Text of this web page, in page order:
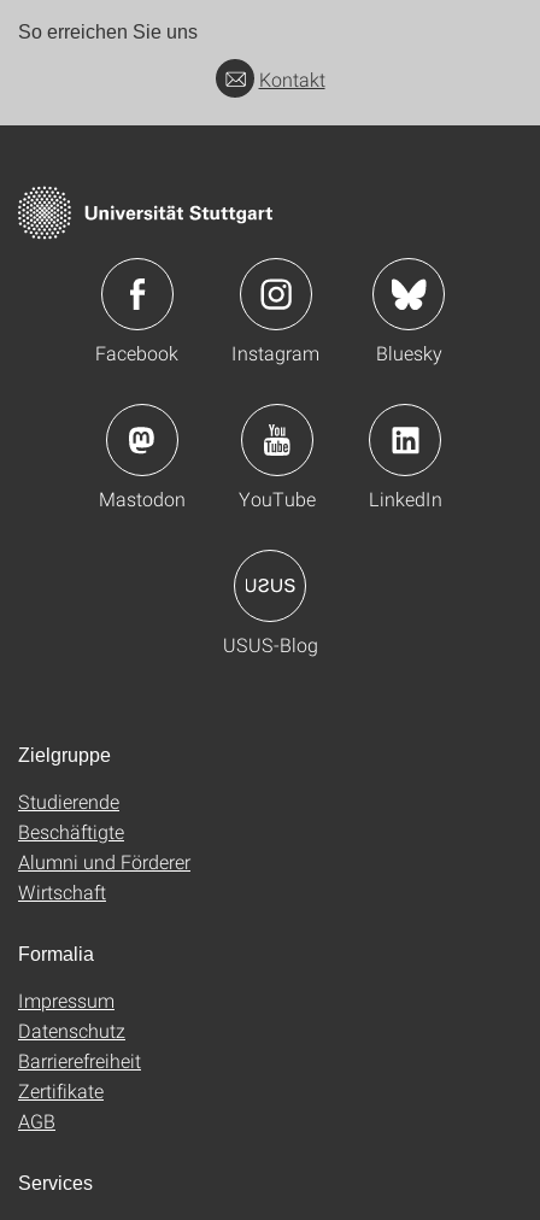
So erreichen Sie uns
Kontakt
Facebook Instagram Bluesky
Mastodon YouTube LinkedIn
USUS-Blog
Zielgruppe
Studierende
Beschäftigte
Alumni und Förderer
Wirtschaft
Formalia
Impressum
Datenschutz
Barrierefreiheit
Zertifikate
AGB
Services